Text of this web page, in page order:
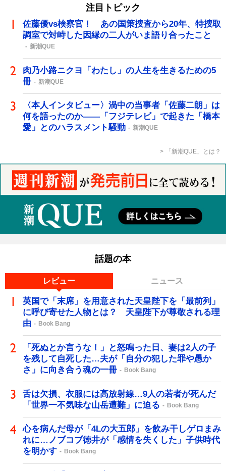
注目トピック
佐藤優vs検察官！ あの国策捜査から20年、特捜取
調室で対峙した因縁の二人がいま語り合ったこと
新潮QUE
肉乃小路ニクヨ「わたし」の人生を生きるための5
冊
新潮QUE
〈本人インタビュー〉渦中の当事者「佐藤二朗」は
何を語ったのか――「フジテレビ」で起きた「橋本
愛」とのハラスメント騒動
新潮QUE
「新潮QUE」とは？
話題の本
レビュー ニュース
英国で「末席」を用意された天皇陛下を「最前列」
に呼び寄せた人物とは？ 天皇陛下が尊敬される理
由
Book Bang
「死ぬとか言うな！」と怒鳴った日、妻は2人の子
を残して自死した…夫が「自分の犯した罪や愚か
さ」に向き合う魂の一冊
Book Bang
舌は欠損、衣服には高放射線…9人の若者が死んだ
「世界一不気味な山岳遭難」に迫る
Book Bang
心を病んだ母が「4Lの大五郎」を飲み干しゲロまみ
れに…ノブコブ徳井が「感情を失くした」子供時代
を明かす
Book Bang